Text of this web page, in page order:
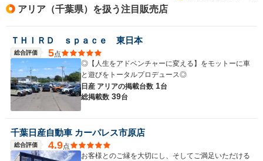
アリア（千葉県）を扱う注目販売店
ＴＨＩＲＤ ｓｐａｃｅ 東日本
総合評価 5点
◎【人生をアドベンチャーに変える】をモットーに車
と遊びをトータルプロデュース◎
日産 アリアの掲載台数 1台
総掲載数 39台
千葉日産自動車 カーパレス市原店
総合評価 4.9点
お客様とのご縁を大切にし、そしてご満足いただける